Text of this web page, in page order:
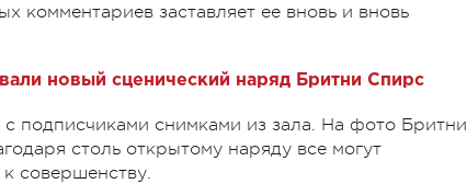
комментариев заставляет ее вновь и вновь
новый сценический наряд Бритни Спирс
подписчиками снимками из зала. На фото Бритни
столь открытому наряду все могут
совершенству.